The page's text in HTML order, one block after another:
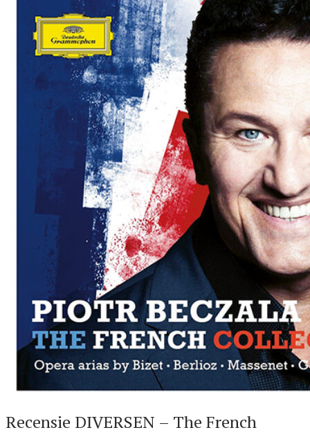
Recensie DIVERSEN – The French